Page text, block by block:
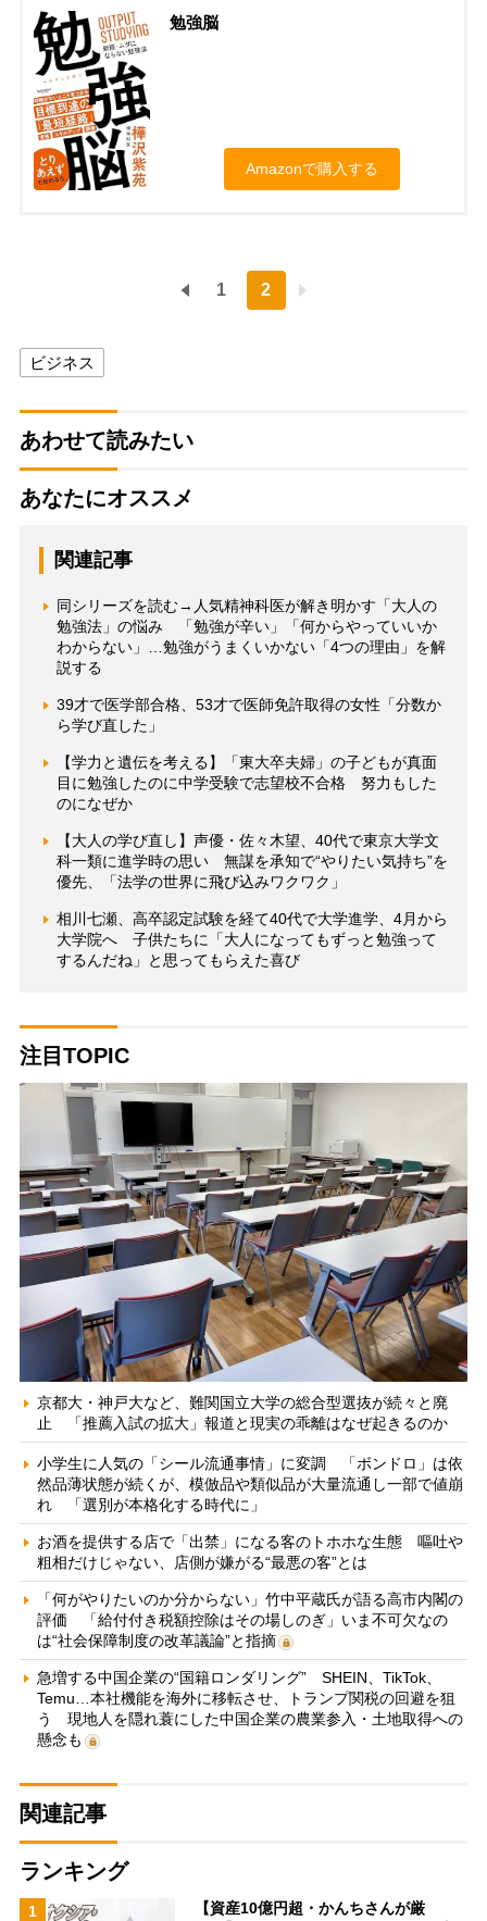
勉強脳
Amazonで購入する
1 2
ビジネス
あわせて読みたい
あなたにオススメ
関連記事
同シリーズを読む→人気精神科医が解き明かす「大人の
勉強法」の悩み 「勉強が辛い」「何からやっていいか
わからない」…勉強がうまくいかない「4つの理由」を解
説する
39才で医学部合格、53才で医師免許取得の女性「分数か
ら学び直した」
【学力と遺伝を考える】「東大卒夫婦」の子どもが真面
目に勉強したのに中学受験で志望校不合格 努力もした
のになぜか
【大人の学び直し】声優・佐々木望、40代で東京大学文
科一類に進学時の思い 無謀を承知で“やりたい気持ち”を
優先、「法学の世界に飛び込みワクワク」
相川七瀬、高卒認定試験を経て40代で大学進学、4月から
大学院へ 子供たちに「大人になってもずっと勉強って
するんだね」と思ってもらえた喜び
注目TOPIC
京都大・神戸大など、難関国立大学の総合型選抜が続々と廃
止 「推薦入試の拡大」報道と現実の乖離はなぜ起きるのか
小学生に人気の「シール流通事情」に変調 「ボンドロ」は依
然品薄状態が続くが、模倣品や類似品が大量流通し一部で値崩
れ 「選別が本格化する時代に」
お酒を提供する店で「出禁」になる客のトホホな生態 嘔吐や
粗相だけじゃない、店側が嫌がる“最悪の客”とは
「何がやりたいのか分からない」竹中平蔵氏が語る高市内閣の
評価 「給付付き税額控除はその場しのぎ」いま不可欠なの
は“社会保障制度の改革議論”と指摘
急増する中国企業の“国籍ロンダリング” SHEIN、TikTok、
Temu…本社機能を海外に移転させ、トランプ関税の回避を狙
う 現地人を隠れ蓑にした中国企業の農業参入・土地取得への
懸念も
関連記事
ランキング
1
【資産10億円超・かんちさんが厳